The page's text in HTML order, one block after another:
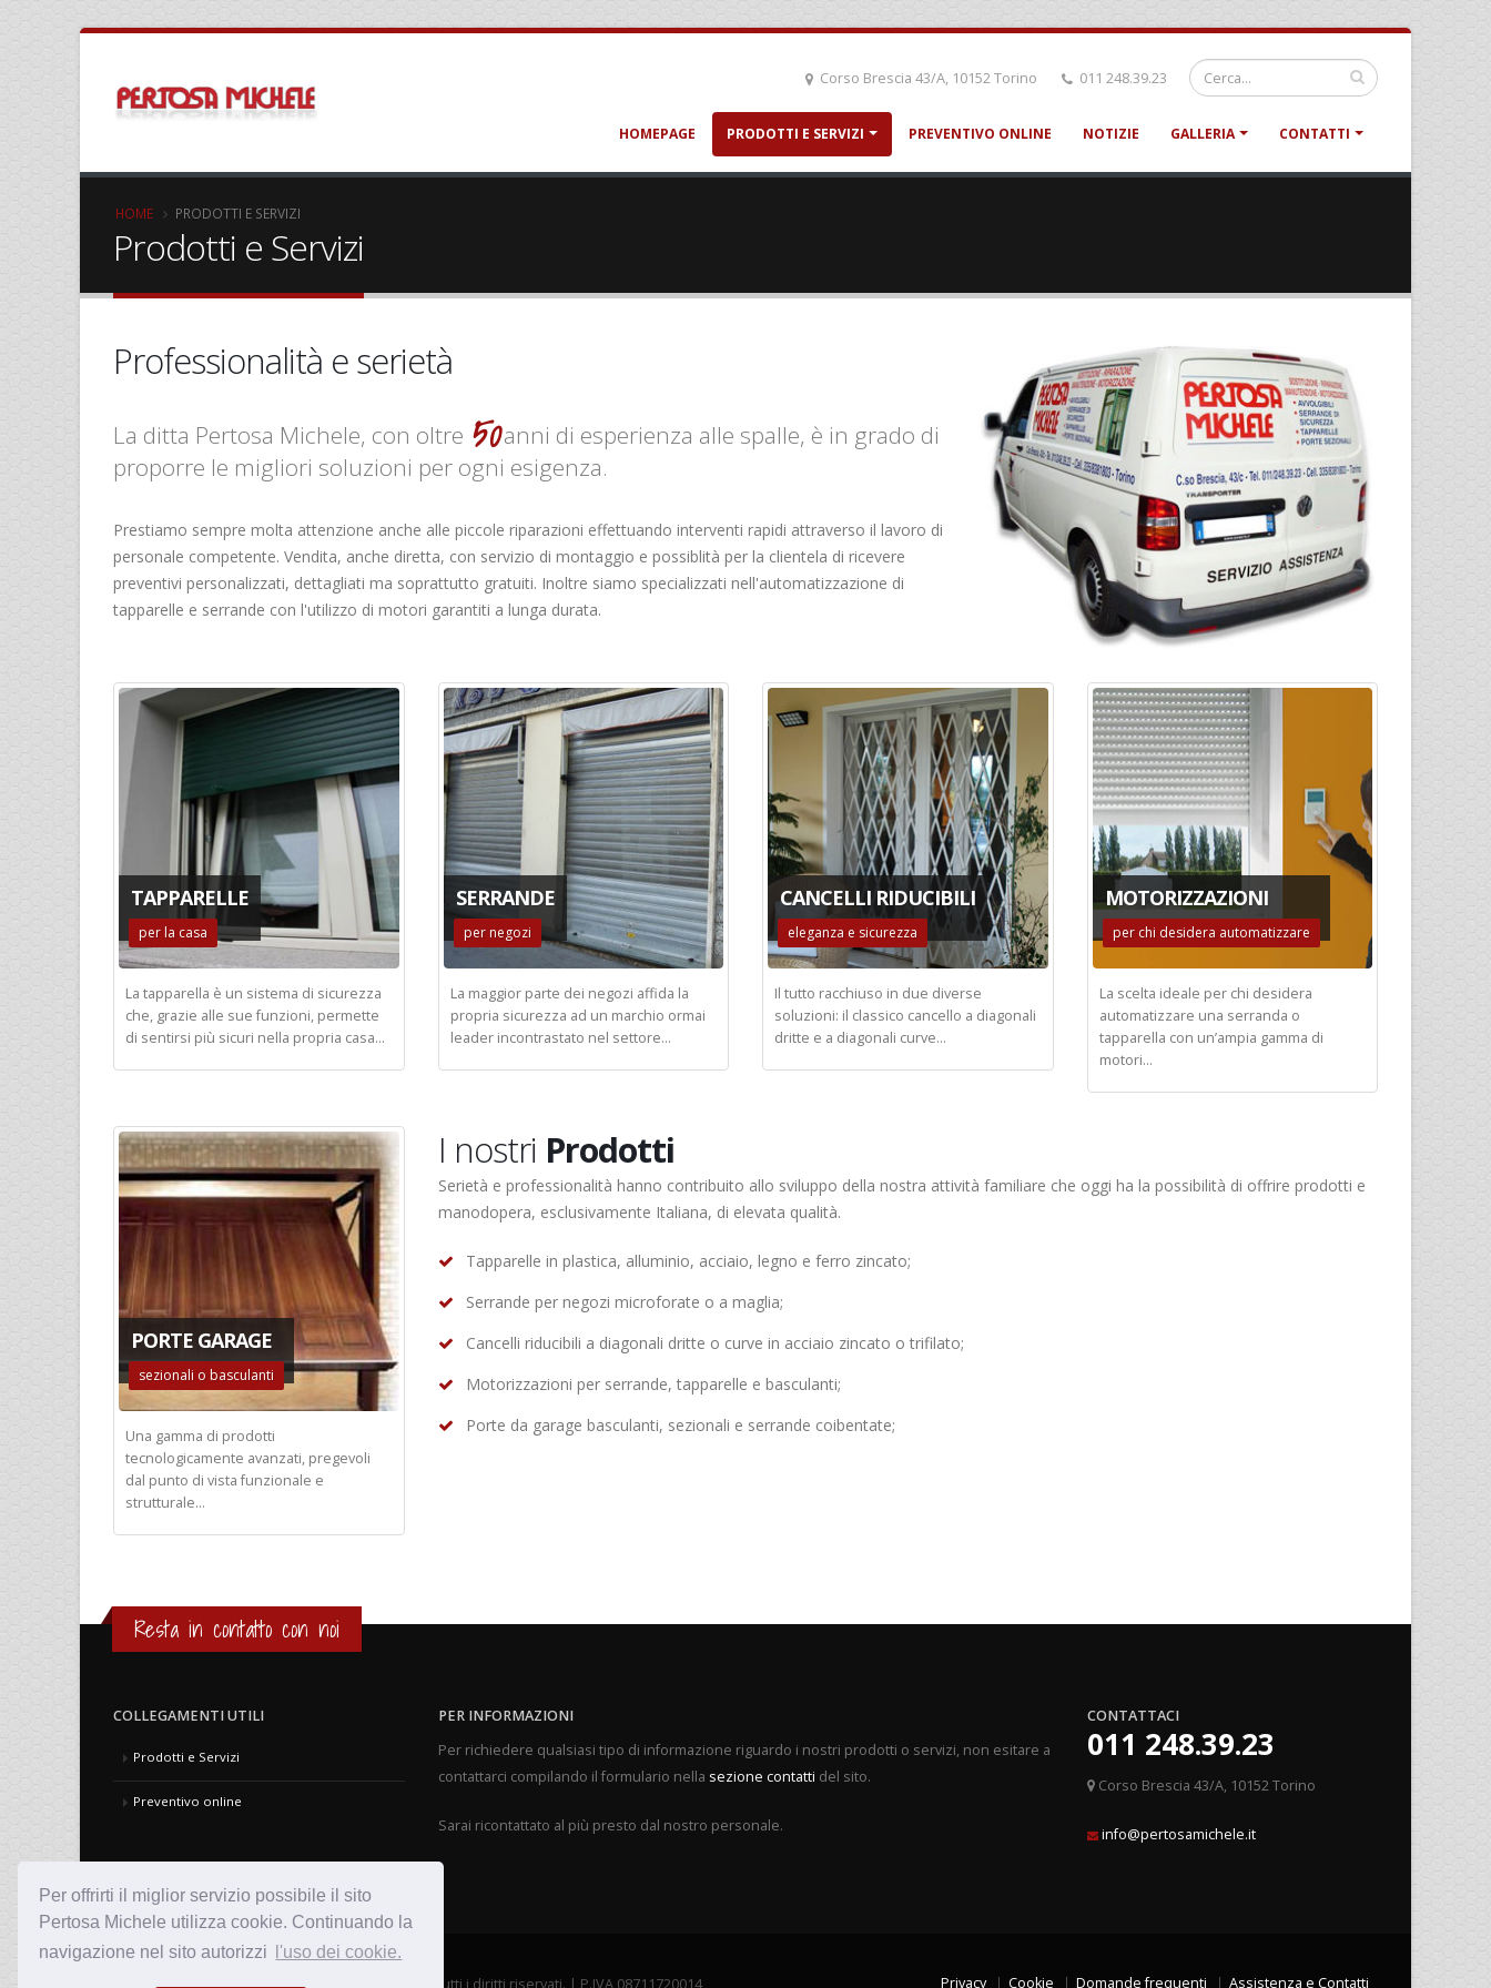
Per offrirti il miglior servizio possibile il sito
Pertosa Michele utilizza cookie. Continuando la
navigazione nel sito autorizzi
l'uso dei cookie.
Corso Brescia 43/A, 10152 Torino 011 248.39.23
HOMEPAGE PRODOTTI E SERVIZI PREVENTIVO ONLINE NOTIZIE GALLERIA CONTATTI
HOME PRODOTTI E SERVIZI
Prodotti e Servizi
Professionalità e serietà
La ditta Pertosa Michele, con oltre 50anni di esperienza alle spalle, è in grado di
proporre le migliori soluzioni per ogni esigenza.
Prestiamo sempre molta attenzione anche alle piccole riparazioni effettuando interventi rapidi attraverso il lavoro di
personale competente. Vendita, anche diretta, con servizio di montaggio e possiblità per la clientela di ricevere
preventivi personalizzati, dettagliati ma soprattutto gratuiti. Inoltre siamo specializzati nell'automatizzazione di
tapparelle e serrande con l'utilizzo di motori garantiti a lunga durata.
TAPPARELLE
per la casa
La tapparella è un sistema di sicurezza
che, grazie alle sue funzioni, permette
di sentirsi più sicuri nella propria casa...
SERRANDE
per negozi
La maggior parte dei negozi affida la
propria sicurezza ad un marchio ormai
leader incontrastato nel settore...
CANCELLI RIDUCIBILI
eleganza e sicurezza
Il tutto racchiuso in due diverse
soluzioni: il classico cancello a diagonali
dritte e a diagonali curve...
MOTORIZZAZIONI
per chi desidera automatizzare
La scelta ideale per chi desidera
automatizzare una serranda o
tapparella con un’ampia gamma di
motori...
PORTE GARAGE
sezionali o basculanti
Una gamma di prodotti
tecnologicamente avanzati, pregevoli
dal punto di vista funzionale e
strutturale...
I nostri Prodotti
Serietà e professionalità hanno contribuito allo sviluppo della nostra attività familiare che oggi ha la possibilità di offrire prodotti e
manodopera, esclusivamente Italiana, di elevata qualità.
Tapparelle in plastica, alluminio, acciaio, legno e ferro zincato;
Serrande per negozi microforate o a maglia;
Cancelli riducibili a diagonali dritte o curve in acciaio zincato o trifilato;
Motorizzazioni per serrande, tapparelle e basculanti;
Porte da garage basculanti, sezionali e serrande coibentate;
Resta in contatto con noi
COLLEGAMENTI UTILI
Prodotti e Servizi
Preventivo online
PER INFORMAZIONI
Per richiedere qualsiasi tipo di informazione riguardo i nostri prodotti o servizi, non esitare a
contattarci compilando il formulario nella sezione contatti del sito.
Sarai ricontattato al più presto dal nostro personale.
CONTATTACI
011 248.39.23
Corso Brescia 43/A, 10152 Torino
info@pertosamichele.it
Privacy Cookie Domande frequenti Assistenza e Contatti